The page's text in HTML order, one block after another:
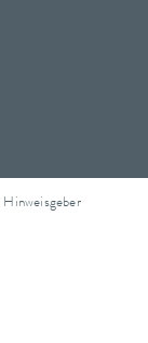
Hinweisgeber